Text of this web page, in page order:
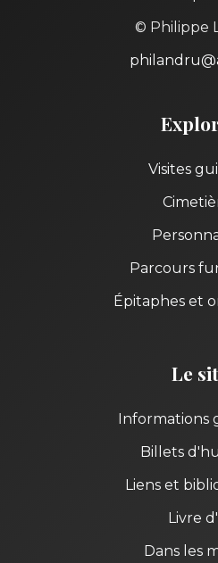
© Philippe
Visites
Parcours
Épitaphes et
Le
Informations
Billets
Liens et
Livre
Dans les